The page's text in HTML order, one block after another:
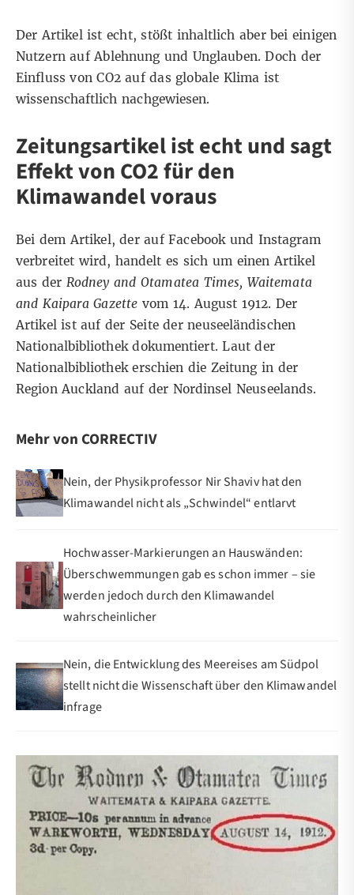
Der Artikel ist echt, stößt inhaltlich aber bei einigen
Nutzern auf Ablehnung und Unglauben. Doch der
Einfluss von CO2 auf das globale Klima ist
wissenschaftlich nachgewiesen.
Zeitungsartikel ist echt und sagt
Effekt von CO2 für den
Klimawandel voraus
Bei dem Artikel, der auf Facebook und Instagram
verbreitet wird, handelt es sich um einen Artikel
aus der Rodney and Otamatea Times, Waitemata
and Kaipara Gazette vom 14. August 1912. Der
Artikel ist auf der Seite derneuseeländischen
Nationalbibliothek dokumentiert. Laut der
Nationalbibliothek erschien die Zeitung in der
Region Auckland auf der Nordinsel Neuseelands.
Mehr von CORRECTIV
Nein, der Physikprofessor Nir Shaviv hat den
Klimawandel nicht als „Schwindel“ entlarvt
Hochwasser-Markierungen an Hauswänden:
Überschwemmungen gab es schon immer – sie
werden jedoch durch den Klimawandel
wahrscheinlicher
Nein, die Entwicklung des Meereises am Südpol
stellt nicht die Wissenschaft über den Klimawandel
infrage